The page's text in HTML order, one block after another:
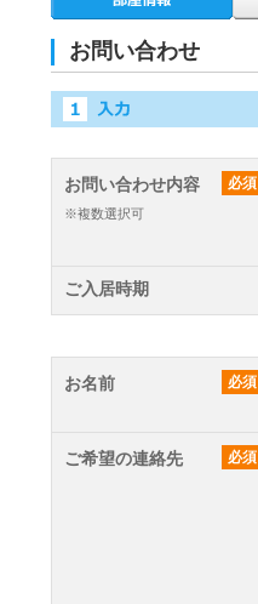
お問い合わせ
お問い合わせ内容 必須
※複数選択可
ご入居時期
お名前 必須
ご希望の連絡先 必須